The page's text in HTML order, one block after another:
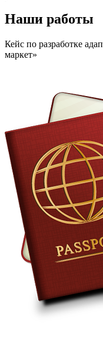
Наши работы
Кейс по разработке
маркет»